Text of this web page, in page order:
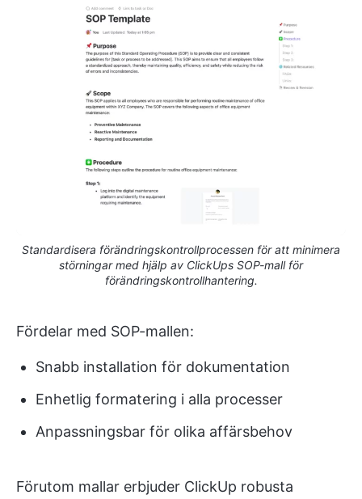
Standardisera förändringskontrollprocessen för att minimera
störningar med hjälp av ClickUps SOP-mall för
förändringskontrollhantering.
Fördelar med SOP-mallen:
Snabb installation för dokumentation
Enhetlig formatering i alla processer
Anpassningsbar för olika affärsbehov
Förutom mallar erbjuder ClickUp robusta